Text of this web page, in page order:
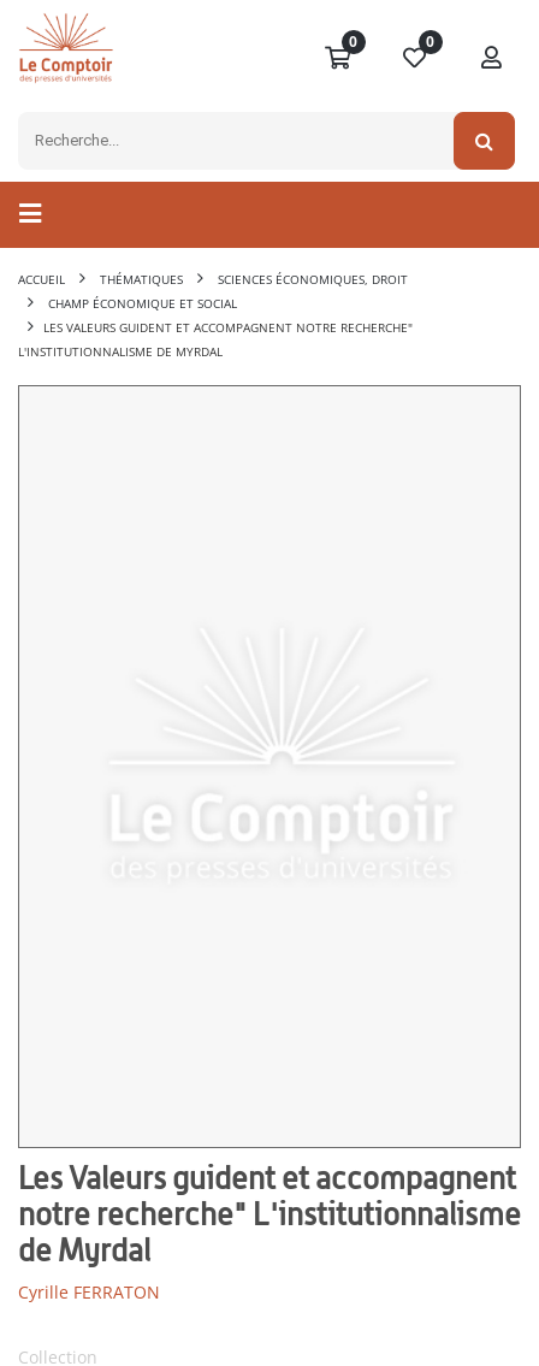
0 0
ACCUEIL THÉMATIQUES
SCIENCES ÉCONOMIQUES, DROIT
CHAMP ÉCONOMIQUE ET SOCIAL
LES VALEURS GUIDENT ET ACCOMPAGNENT NOTRE RECHERCHE"
L'INSTITUTIONNALISME DE MYRDAL
Les Valeurs guident et accompagnent
notre recherche" L'institutionnalisme
de Myrdal
Cyrille FERRATON
Collection